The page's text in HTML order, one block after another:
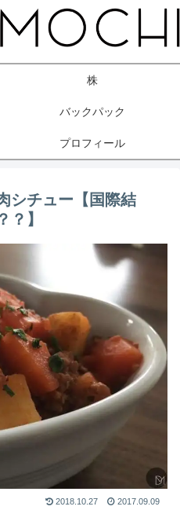
株
バックパック
プロフィール
シチュー【国際結
？】
2018.10.27 2017.09.09